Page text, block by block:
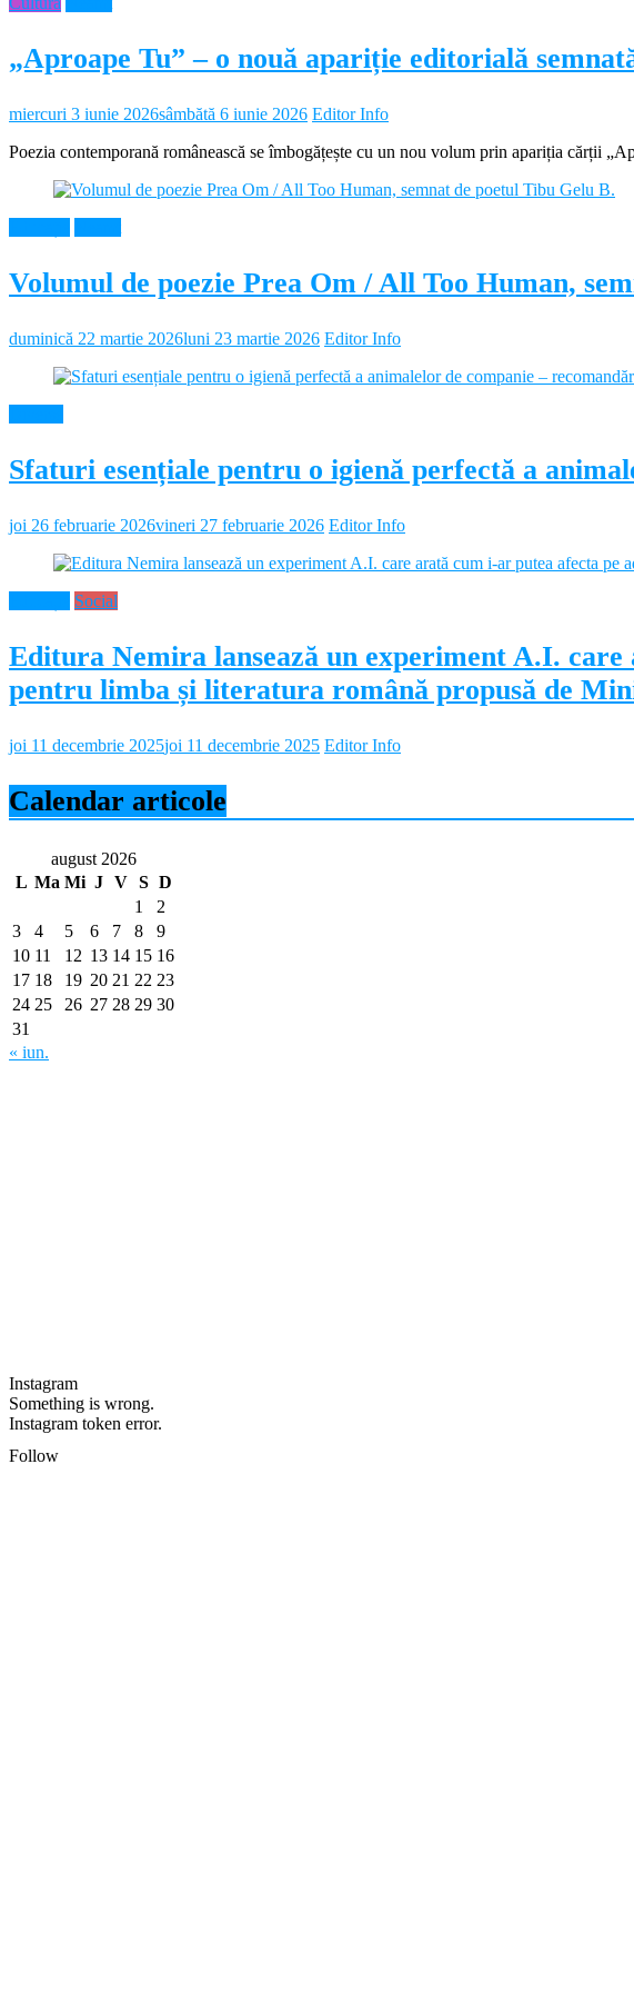
„Aproape Tu” – o nouă apariție editorială
miercuri 3 iunie 2026sâmbătă 6 iunie 2026 Editor Info
Poezia contemporană românească se îmbogățește cu un nou volum prin apariția cărții
Volumul de poezie Prea Om / All Too Human,
duminică 22 martie 2026luni 23 martie 2026 Editor Info
Sfaturi esențiale pentru o igienă perfectă a
joi 26 februarie 2026vineri 27 februarie 2026 Editor Info
Social
Editura Nemira lansează un experiment A.I.
pentru limba și literatura română propusă de
joi 11 decembrie 2025joi 11 decembrie 2025 Editor Info
Calendar articole
august 2026
L Ma Mi J V S D
1
2
3
4 5 6 7 8
9
10 11 12 13 14 15 16
17 18 19 20 21 22 23
24 25 26 27 28 29 30
31
« iun.
Instagram
Something is wrong.
Instagram token error.
Follow